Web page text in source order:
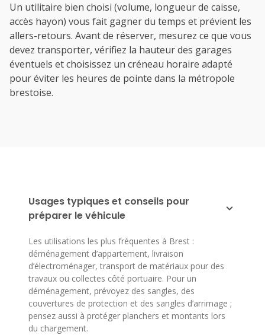
Un utilitaire bien choisi (volume, longueur de caisse,
accès hayon) vous fait gagner du temps et prévient les
allers-retours. Avant de réserver, mesurez ce que vous
devez transporter, vérifiez la hauteur des garages
éventuels et choisissez un créneau horaire adapté
pour éviter les heures de pointe dans la métropole
brestoise.
Usages typiques et conseils pour
préparer le véhicule
Les utilisations les plus fréquentes à Brest :
déménagement d’appartement, livraison
d’électroménager, transport de matériaux pour des
travaux ou collectes côté portuaire. Pour un
déménagement, prévoyez des sangles, des
couvertures de protection et des sangles d’arrimage ;
pensez aussi à protéger planchers et montants lors
du chargement.